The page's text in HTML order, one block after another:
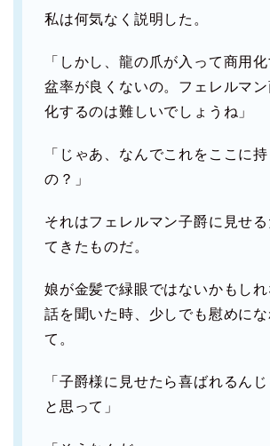
私は何気なく説明した。
「しかし、龍の爪が入って商用
盆率が良くないの。フェレルマ
化するのは難しいでしょうね」
「じゃあ、なんでこれをここに
の？」
それはフェレルマン子爵に見せ
てきたものだ。
娘が金髪で緑眼ではないかもしれ
話を聞いた時、少しでも慰めに
て。
「子爵様に見せたら喜ばれるん
と思って」